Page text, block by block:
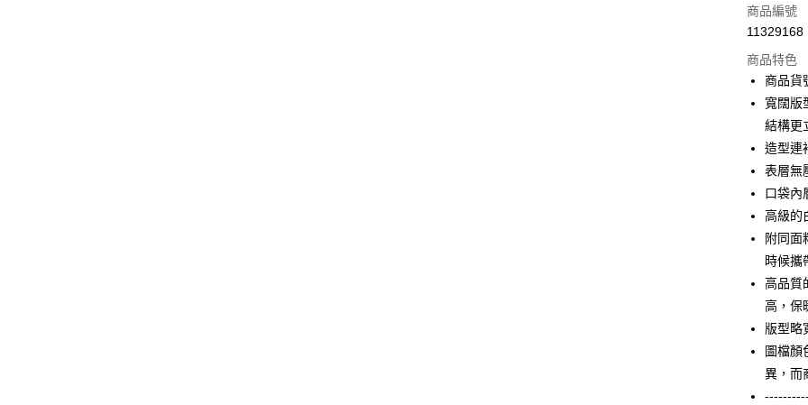
信用卡一
3 期
合作金
華南商
國泰世
臺灣中
匯豐（
聯邦商
元大商
台新國
台灣樂
LINE Pay
街口支付
相關說明
【關於「
AFTEE
便利好安
１．簡單
２．便利
３．安心
【「
１．於結
ATM付款
運送方式
付款後全
每筆
商品編號
11329168
商品特色
商品貨
寬闊版
結構更
造型連
表層無
口袋內
高級的
附同面
時候攜
高品質
高，保
版型略
圖檔顏
異，而